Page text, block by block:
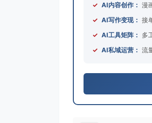
✓ AI内容创作： 漫
✓ AI写作变现： 接
✓ AI工具矩阵：
多
✓ AI私域运营： 流